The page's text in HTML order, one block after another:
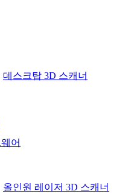
데스크탑 3D 스캐너
어
올인원 레이저 3D 스캐너